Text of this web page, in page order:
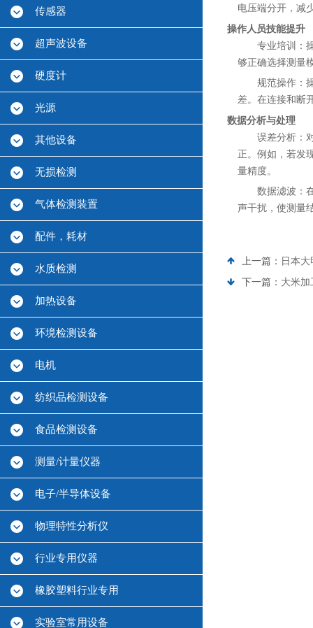
传感器
超声波设备
硬度计
光源
其他设备
无损检测
气体检测装置
配件，耗材
水质检测
加热设备
环境检测设备
电机
纺织品检测设备
食品检测设备
测量/计量仪器
电子/半导体设备
物理特性分析仪
行业专用仪器
橡胶塑料行业专用
实验室常用设备
电压端分开，减
操作人员技能提升
专业培训：
够正确选择测量
规范操作：
差。在连接和断
数据分析与处理
误差分析：
正。例如，若发
量精度。
数据滤波：
声干扰，使测量
上一篇： 日本
下一篇： 大米加